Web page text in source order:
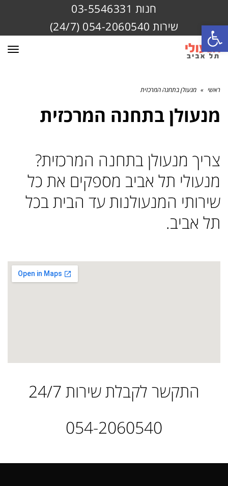
פתח סרגל נגישות
חנות 03-5546331
שירות 054-2060540 (24/7)
ראשי » מנעולן בתחנה המרכזית
מנעולן בתחנה המרכזית
צריך מנעולן בתחנה המרכזית?
מנעולי תל אביב מספקים את כל
שירותי המנעולנות עד הבית בכל
תל אביב.
התקשר לקבלת שירות 24/7
054-2060540